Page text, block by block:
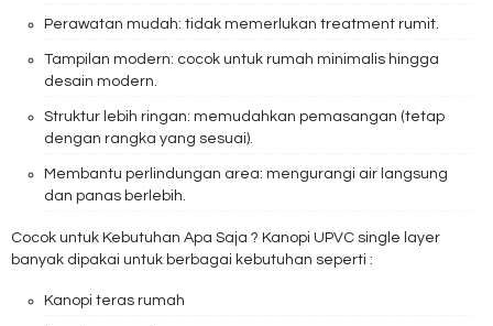
Perawatan mudah: tidak memerlukan treatment rumit.
Tampilan modern: cocok untuk rumah minimalis hingga
desain modern.
Struktur lebih ringan: memudahkan pemasangan (tetap
dengan rangka yang sesuai).
Membantu perlindungan area: mengurangi air langsung
dan panas berlebih.
Cocok untuk Kebutuhan Apa Saja ? Kanopi UPVC single layer
banyak dipakai untuk berbagai kebutuhan seperti :
Kanopi teras rumah